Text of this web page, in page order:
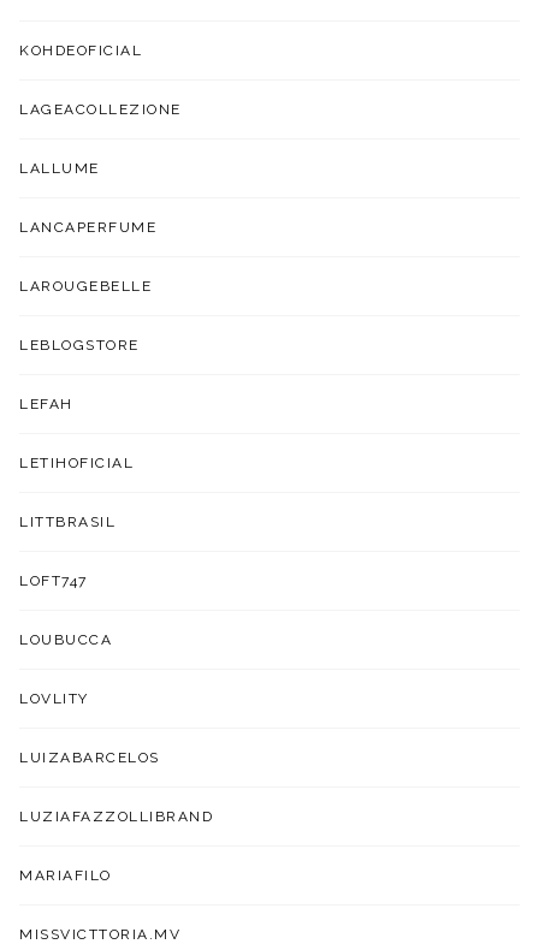
KOHDEOFICIAL
LAGEACOLLEZIONE
LALLUME
LANCAPERFUME
LAROUGEBELLE
LEBLOGSTORE
LEFAH
LETIHOFICIAL
LITTBRASIL
LOFT747
LOUBUCCA
LOVLITY
LUIZABARCELOS
LUZIAFAZZOLLIBRAND
MARIAFILO
MISSVICTTORIA.MV